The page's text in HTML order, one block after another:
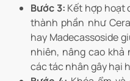
Bước 3: Kết hợp hoạt
thành phần như
hay Madecassoside
nhiên, nâng cao
các tác nhân gây hại